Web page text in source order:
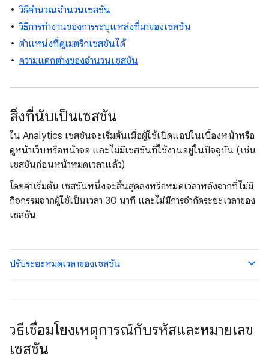
วิธีคํานวณจํานวนเซสชัน
วิธีการทำงานของการระบุแหล่งที่มาของเซสชัน
ตําแหน่งที่ดูเมตริกเซสชันได้
ความแตกต่างของจํานวนเซสชัน
สิ่งที่นับเป็นเซสชัน
ใน Analytics เซสชันจะเริ่มต้นเมื่อผู้ใช้เปิดแอปในเบื้องหน้าหรือ
ดูหน้าเว็บหรือหน้าจอ และไม่มีเซสชันที่ใช้งานอยู่ในปัจจุบัน (เช่น
เซสชันก่อนหน้าหมดเวลาแล้ว)
โดยค่าเริ่มต้น เซสชันหนึ่งจะสิ้นสุดลงหรือหมดเวลาหลังจากที่ไม่มี
กิจกรรมจากผู้ใช้เป็นเวลา 30 นาที และไม่มีการจํากัดระยะเวลาของ
เซสชัน
ปรับระยะหมดเวลาของเซสชัน
วิธีเชื่อมโยงเหตุการณ์กับรหัสและหมายเลข
เซสชัน